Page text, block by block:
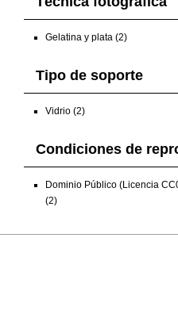
Gelatina y plata (2)
Tipo de soporte
Vidrio (2)
Condiciones de
Dominio Público (Licencia
(2)